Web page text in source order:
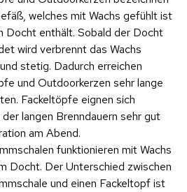
welches mit Wachs gefühlt ist
Docht enthält. Sobald der Docht
wird verbrennt das Wachs
stetig. Dadurch erreichen
und Outdoorkerzen sehr lange
Fackeltöpfe eignen sich
langen Brenndauern sehr gut
am Abend.
funktionieren mit Wachs
Docht. Der Unterschied zwischen
und einen Fackeltopf ist